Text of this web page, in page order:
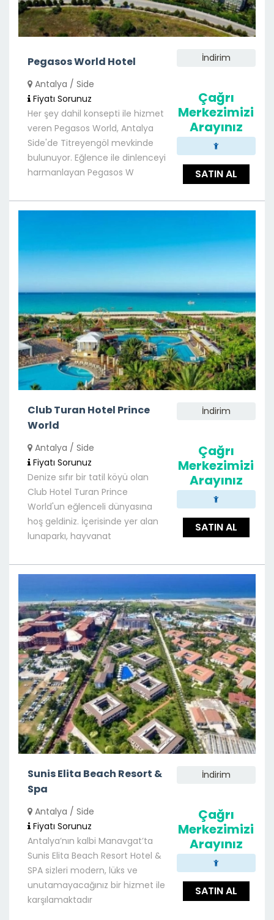
Pegasos World Hotel
Antalya / Side
Fiyatı Sorunuz
Her şey dahil konsepti ile hizmet
veren Pegasos World, Antalya
Side'de Titreyengöl mevkinde
bulunuyor. Eğlence ile dinlenceyi
harmanlayan Pegasos W
İndirim
Çağrı
Merkezimizi
Arayınız
SATIN AL
Club Turan Hotel Prince
World
Antalya / Side
Fiyatı Sorunuz
Denize sıfır bir tatil köyü olan
Club Hotel Turan Prince
World'un eğlenceli dünyasına
hoş geldiniz. İçerisinde yer alan
lunaparkı, hayvanat
İndirim
Çağrı
Merkezimizi
Arayınız
SATIN AL
Sunis Elita Beach Resort &
Spa
Antalya / Side
Fiyatı Sorunuz
Antalya’nın kalbi Manavgat’ta
Sunis Elita Beach Resort Hotel &
SPA sizleri modern, lüks ve
unutamayacağınız bir hizmet ile
karşılamaktadır
İndirim
Çağrı
Merkezimizi
Arayınız
SATIN AL